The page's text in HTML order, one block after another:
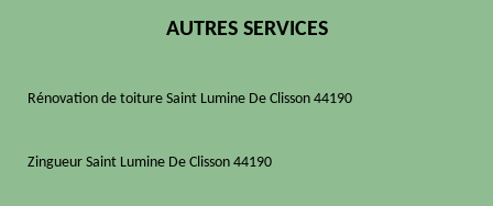
AUTRES SERVICES
Rénovation de toiture Saint Lumine De Clisson 44190
Zingueur Saint Lumine De Clisson 44190